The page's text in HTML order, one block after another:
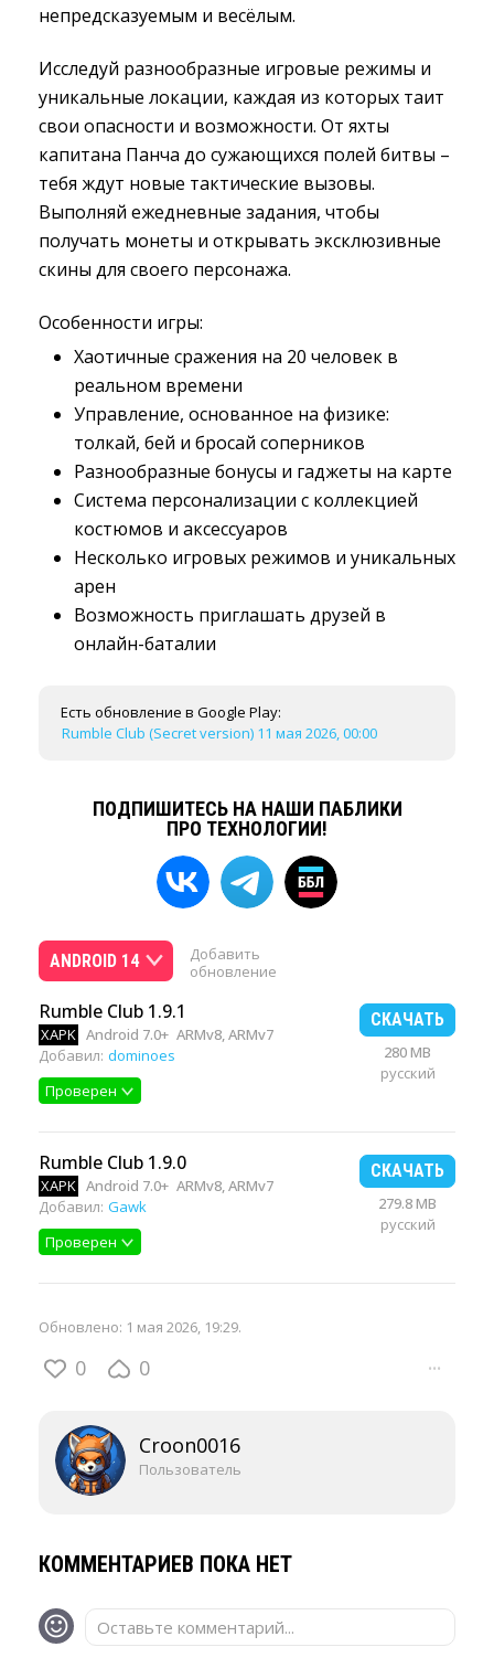
непредсказуемым и весёлым.
Исследуй разнообразные игровые режимы и
уникальные локации, каждая из которых таит
свои опасности и возможности. От яхты
капитана Панча до сужающихся полей битвы –
тебя ждут новые тактические вызовы.
Выполняй ежедневные задания, чтобы
получать монеты и открывать эксклюзивные
скины для своего персонажа.
Особенности игры:
Хаотичные сражения на 20 человек в
реальном времени
Управление, основанное на физике:
толкай, бей и бросай соперников
Разнообразные бонусы и гаджеты на карте
Система персонализации с коллекцией
костюмов и аксессуаров
Несколько игровых режимов и уникальных
арен
Возможность приглашать друзей в
онлайн-баталии
Есть обновление в Google Play:
Rumble Club (Secret version) 11 мая 2026, 00:00
ПОДПИШИТЕСЬ НА НАШИ ПАБЛИКИ
ПРО ТЕХНОЛОГИИ!
ANDROID 14
Добавить
обновление
Rumble Club 1.9.1
XAPK Android 7.0+ ARMv8, ARMv7
Добавил: dominoes
Проверен
СКАЧАТЬ
280 MB
русский
Rumble Club 1.9.0
XAPK Android 7.0+ ARMv8, ARMv7
Добавил: Gawk
Проверен
СКАЧАТЬ
279.8 MB
русский
Обновлено: 1 мая 2026, 19:29.
0 0 ···
Croon0016
Пользователь
КОММЕНТАРИЕВ ПОКА НЕТ
Оставьте комментарий...